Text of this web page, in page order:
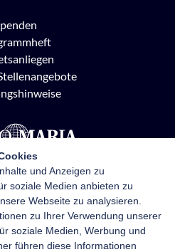
Österreich
21, 1120 Wien
710 70 72
und Anzeigen zu
soziale Medien anbieten zu
Webseite zu analysieren.
zu Ihrer Verwendung unserer
soziale Medien, Werbung und
führen diese Informationen